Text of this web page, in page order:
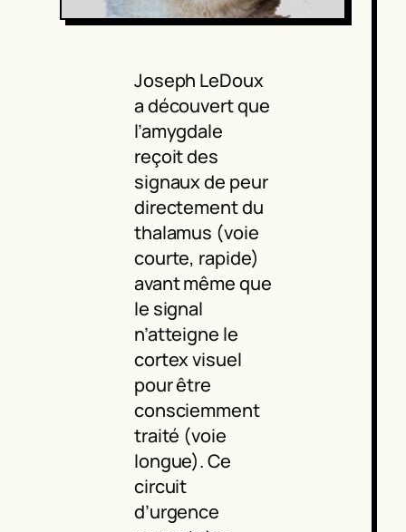
Joseph LeDoux
a découvert que
l’amygdale
reçoit des
signaux de peur
directement du
thalamus (voie
courte, rapide)
avant même que
le signal
n’atteigne le
cortex visuel
pour être
consciemment
traité (voie
longue). Ce
circuit
d’urgence